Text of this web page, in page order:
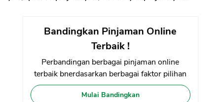
Bandingkan Pinjaman Online
Terbaik !
Perbandingan berbagai pinjaman online
terbaik bnerdasarkan berbagai faktor pilihan
Mulai Bandingkan